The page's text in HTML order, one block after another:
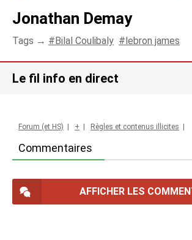
Jonathan Demay
Tags → Bilal Coulibaly lebron james
Le fil info en direct
Commentaires
Forum (et HS) + Règles et contenus illicites
AFFICHER LES